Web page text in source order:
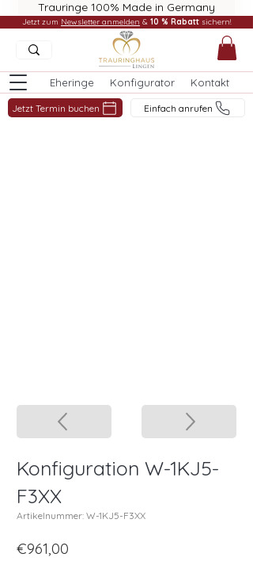
Trauringe 100% Made in Germany
Eheringe Konfigurator Kontakt
Jetzt Termin buchen Einfach anrufen
Jetzt zum Newsletter anmelden & 10 % Rabatt sichern!
Konfiguration W-1KJ5-
F3XX
Artikelnummer: W-1KJ5-F3XX
€961,00